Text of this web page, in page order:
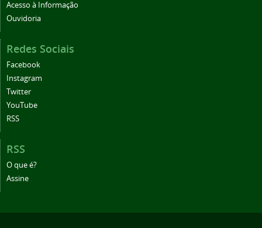
Acesso à Informação
Ouvidoria
Redes Sociais
Facebook
Instagram
Twitter
YouTube
RSS
RSS
O que é?
Assine